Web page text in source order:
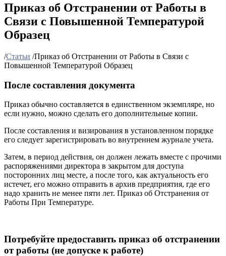
Приказ об Отстранении от Работы в
Связи с Повышенной Температурой
Образец
/Статьи /Приказ об Отстранении от Работы в Связи с
Повышенной Температурой Образец
После составления документа
Приказ обычно составляется в единственном экземпляре, но
если нужно, можно сделать его дополнительные копии.
После составления и визирования в установленном порядке
его следует зарегистрировать во внутреннем журнале учета.
Затем, в период действия, он должен лежать вместе с прочими
распоряжениями директора в закрытом для доступа
посторонних лиц месте, а после того, как актуальность его
истечет, его можно отправить в архив предприятия, где его
надо хранить не менее пяти лет. Приказ об Отстранения от
Работы При Температуре.
Потребуйте предоставить приказ об отстранении
от работы (не допуске к работе)